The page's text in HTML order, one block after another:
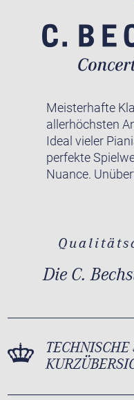
Meisterhafte
allerhöchsten
Ideal vieler
perfekte
Nuance.
Die C.